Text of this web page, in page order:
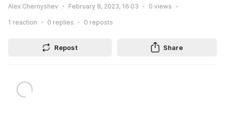
Alex Chernyshev February 8, 2023, 16:03 0 views
1 reaction 0 replies 0 reposts
Repost Share